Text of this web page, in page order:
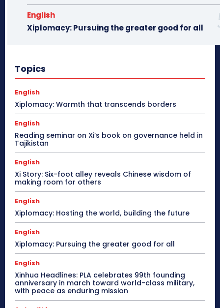
English
Xiplomacy: Pursuing the greater good for all
Topics
English
Xiplomacy: Warmth that transcends borders
English
Reading seminar on Xi’s book on governance held in
Tajikistan
English
Xi Story: Six-foot alley reveals Chinese wisdom of
making room for others
English
Xiplomacy: Hosting the world, building the future
English
Xiplomacy: Pursuing the greater good for all
English
Xinhua Headlines: PLA celebrates 99th founding
anniversary in march toward world-class military,
with peace as enduring mission